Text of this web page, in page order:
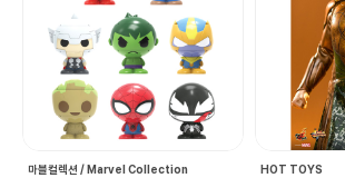
마블컬렉션 / Marvel Collection HOT TOYS